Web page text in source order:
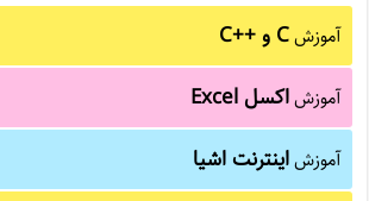
آموزشC و C++‎
آموزشاکسل Excel
آموزشاینترنت اشیا